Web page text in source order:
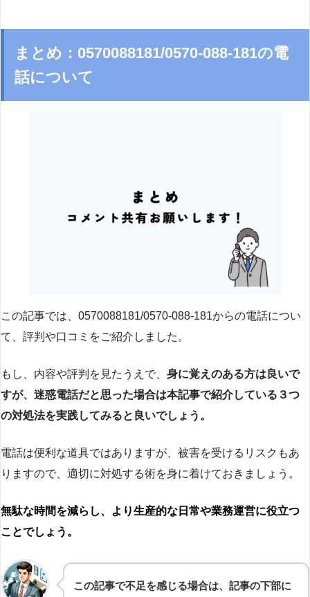
まとめ：0570088181/0570-088-181の電
話について
この記事では、0570088181/0570-088-181からの電話につい
て、評判や口コミをご紹介しました。
もし、内容や評判を見たうえで、 身に覚えのある方は良いで
すが、迷惑電話だと思った場合は本記事で紹介している３つ
の対処法を実践してみると良いでしょう。
電話は便利な道具ではありますが、被害を受けるリスクもあ
りますので、適切に対処する術を身に着けておきましょう。
無駄な時間を減らし、より生産的な日常や業務運営に役立つ
ことでしょう。
この記事で不足を感じる場合は、記事の下部に